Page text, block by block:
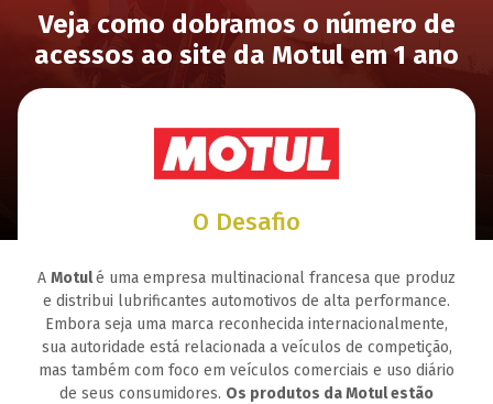
Veja como dobramos o número de
acessos ao site da Motul em 1 ano
O Desafio
A Motulé uma empresa multinacional francesa que produz
e distribui lubrificantes automotivos de alta performance.
Embora seja uma marca reconhecida internacionalmente,
sua autoridade está relacionada a veículos de competição,
mas também com foco em veículos comerciais e uso diário
de seus consumidores. Os produtos da Motul estão